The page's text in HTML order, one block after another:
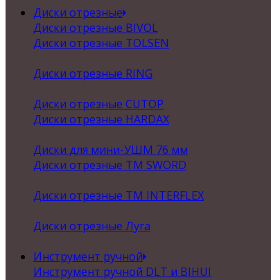
Диски отрезные
Диски отрезные BIVOL
Диски отрезные TOLSEN
Диски отрезные RING
Диски отрезные CUTOP
Диски отрезные HARDAX
Диски для мини-УШМ 76 мм
Диски отрезные ТМ SWORD
Диски отрезные ТМ INTERFLEX
Диски отрезные Луга
Инструмент ручной
Инструмент ручной DLT и BIHUI